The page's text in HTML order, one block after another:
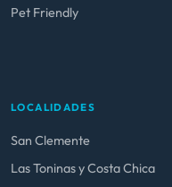
Pet Friendly
LOCALIDADES
San Clemente
Las Toninas y Costa Chica